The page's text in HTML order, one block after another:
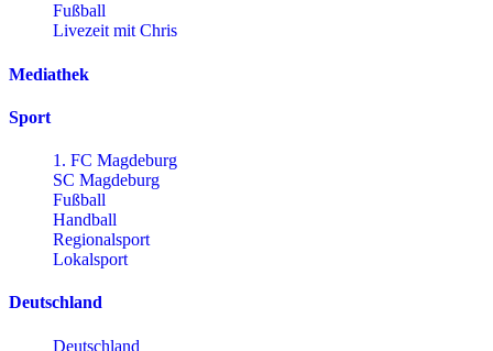
Fußball
Livezeit mit Chris
Mediathek
Sport
1. FC Magdeburg
SC Magdeburg
Fußball
Handball
Regionalsport
Lokalsport
Deutschland
Deutschland